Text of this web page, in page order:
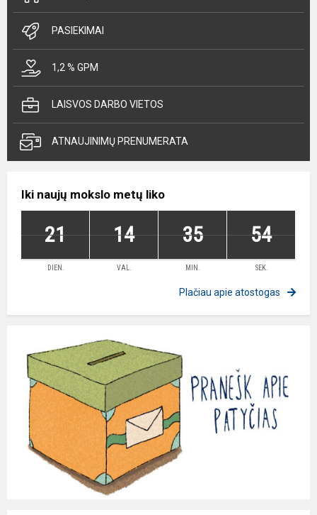
PASIEKIMAI
1,2 % GPM
LAISVOS DARBO VIETOS
ATNAUJINIMŲ PRENUMERATA
Iki naujų mokslo metų liko
21 14 35 54
DIEN. VAL. MIN. SEK.
Plačiau apie atostogas